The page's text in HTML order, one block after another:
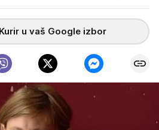
u vaš Google izbor